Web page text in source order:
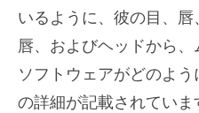
いるように、彼の目、
唇、およびヘッドから
ソフトウェアがどのよ
の詳細が記載されていま